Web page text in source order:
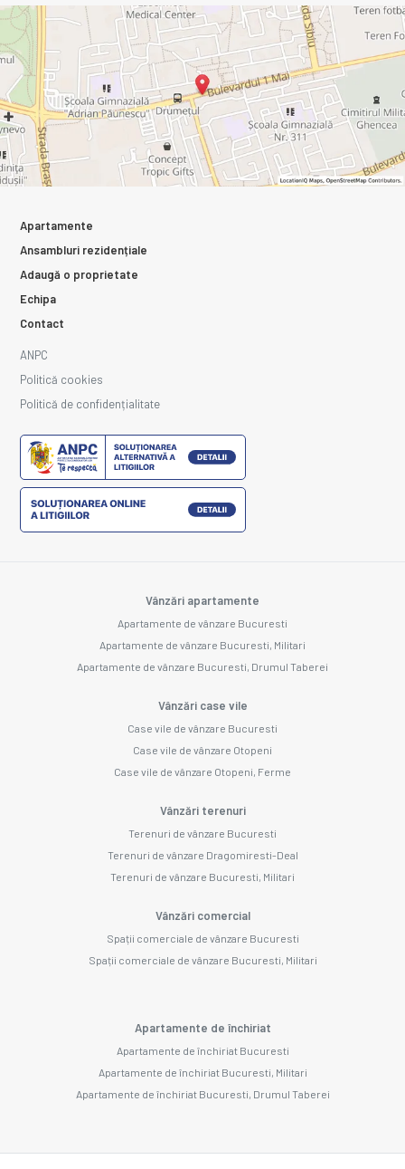
Apartamente
Ansambluri rezidențiale
Adaugă o proprietate
Echipa
Contact
ANPC
Politică cookies
Politică de confidențialitate
Vânzări apartamente
Apartamente de vânzare Bucuresti
Apartamente de vânzare Bucuresti, Militari
Apartamente de vânzare Bucuresti, Drumul Taberei
Vânzări case vile
Case vile de vânzare Bucuresti
Case vile de vânzare Otopeni
Case vile de vânzare Otopeni, Ferme
Vânzări terenuri
Terenuri de vânzare Bucuresti
Terenuri de vânzare Dragomiresti-Deal
Terenuri de vânzare Bucuresti, Militari
Vânzări comercial
Spații comerciale de vânzare Bucuresti
Spații comerciale de vânzare Bucuresti, Militari
Apartamente de închiriat
Apartamente de închiriat Bucuresti
Apartamente de închiriat Bucuresti, Militari
Apartamente de închiriat Bucuresti, Drumul Taberei